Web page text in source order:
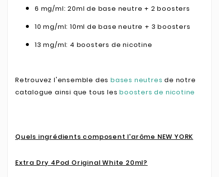
6 mg/ml: 20ml de base neutre + 2 boosters
10 mg/ml: 10ml de base neutre + 3 boosters
13 mg/ml: 4 boosters de nicotine
Retrouvez l'ensemble desbases neutres de notre
catalogue ainsi que tous les boosters de nicotine
Quels ingrédients composent l'arôme NEW YORK
Extra Dry 4Pod Original White 20ml?